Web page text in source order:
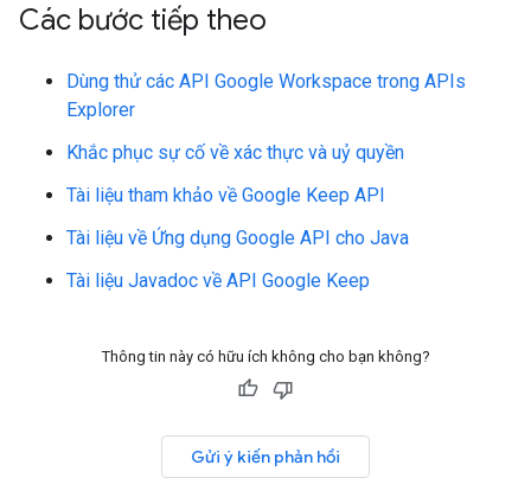
Các bước tiếp theo
Dùng thử các API Google Workspace trong APIs
Explorer
Khắc phục sự cố về xác thực và uỷ quyền
Tài liệu tham khảo về Google Keep API
Tài liệu về Ứng dụng Google API cho Java
Tài liệu Javadoc về API Google Keep
Thông tin này có hữu ích không cho bạn không?
Gửi ý kiến phản hồi